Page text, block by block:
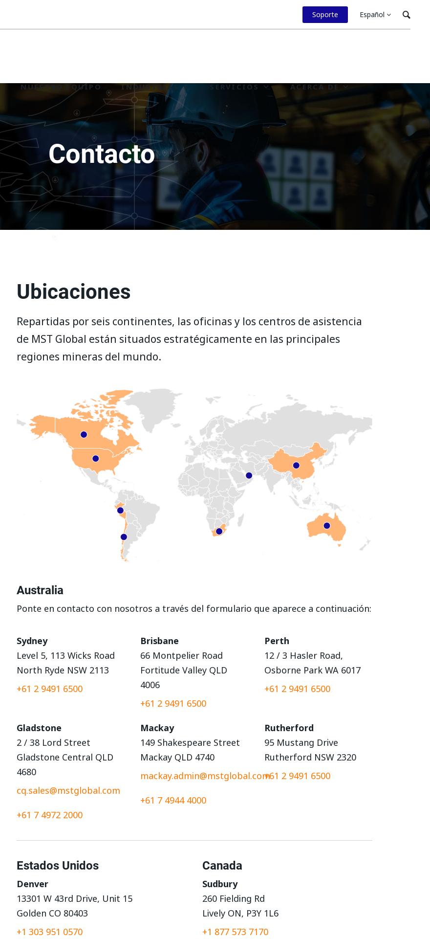
Soporte Español
NUESTRO EQUIPO INDUSTRIAS SERVICIOS ACERCA DE
Contacto
Ubicaciones
Repartidas por seis continentes, las oficinas y los centros de asistencia
de MST Global están situados estratégicamente en las principales
regiones mineras del mundo.
Australia
Ponte en contacto con nosotros a través del formulario que aparece a continuación:
Sydney
Level 5, 113 Wicks Road
North Ryde NSW 2113
+61 2 9491 6500
Brisbane
66 Montpelier Road
Fortitude Valley QLD
4006
+61 2 9491 6500
Perth
12 / 3 Hasler Road,
Osborne Park WA 6017
+61 2 9491 6500
Gladstone
2 / 38 Lord Street
Gladstone Central QLD
4680
cq.sales@mstglobal.com
+61 7 4972 2000
Mackay
149 Shakespeare Street
Mackay QLD 4740
mackay.admin@mstglobal.com
+61 7 4944 4000
Rutherford
95 Mustang Drive
Rutherford NSW 2320
+61 2 9491 6500
Estados Unidos Canada
Denver
13301 W 43rd Drive, Unit 15
Golden CO 80403
+1 303 951 0570
Sudbury
260 Fielding Rd
Lively ON, P3Y 1L6
+1 877 573 7170